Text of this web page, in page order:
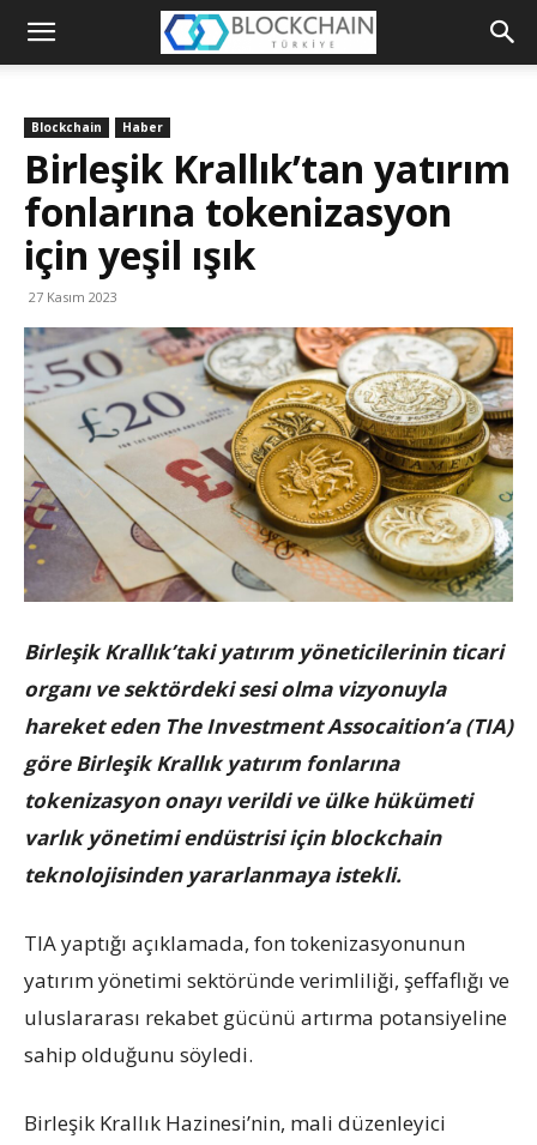
Blockchain
Platformu
Blockchain Haber
Birleşik Krallık’tan yatırım
fonlarına tokenizasyon
için yeşil ışık
27 Kasım 2023
Birleşik Krallık’taki yatırım yöneticilerinin ticari
organı ve sektördeki sesi olma vizyonuyla
hareket eden The Investment Assocaition’a (TIA)
göre Birleşik Krallık yatırım fonlarına
tokenizasyon onayı verildi ve ülke hükümeti
varlık yönetimi endüstrisi için blockchain
teknolojisinden yararlanmaya istekli.
TIA yaptığı açıklamada, fon tokenizasyonunun
yatırım yönetimi sektöründe verimliliği, şeffaflığı ve
uluslararası rekabet gücünü artırma potansiyeline
sahip olduğunu söyledi.
Birleşik Krallık Hazinesi’nin, mali düzenleyici